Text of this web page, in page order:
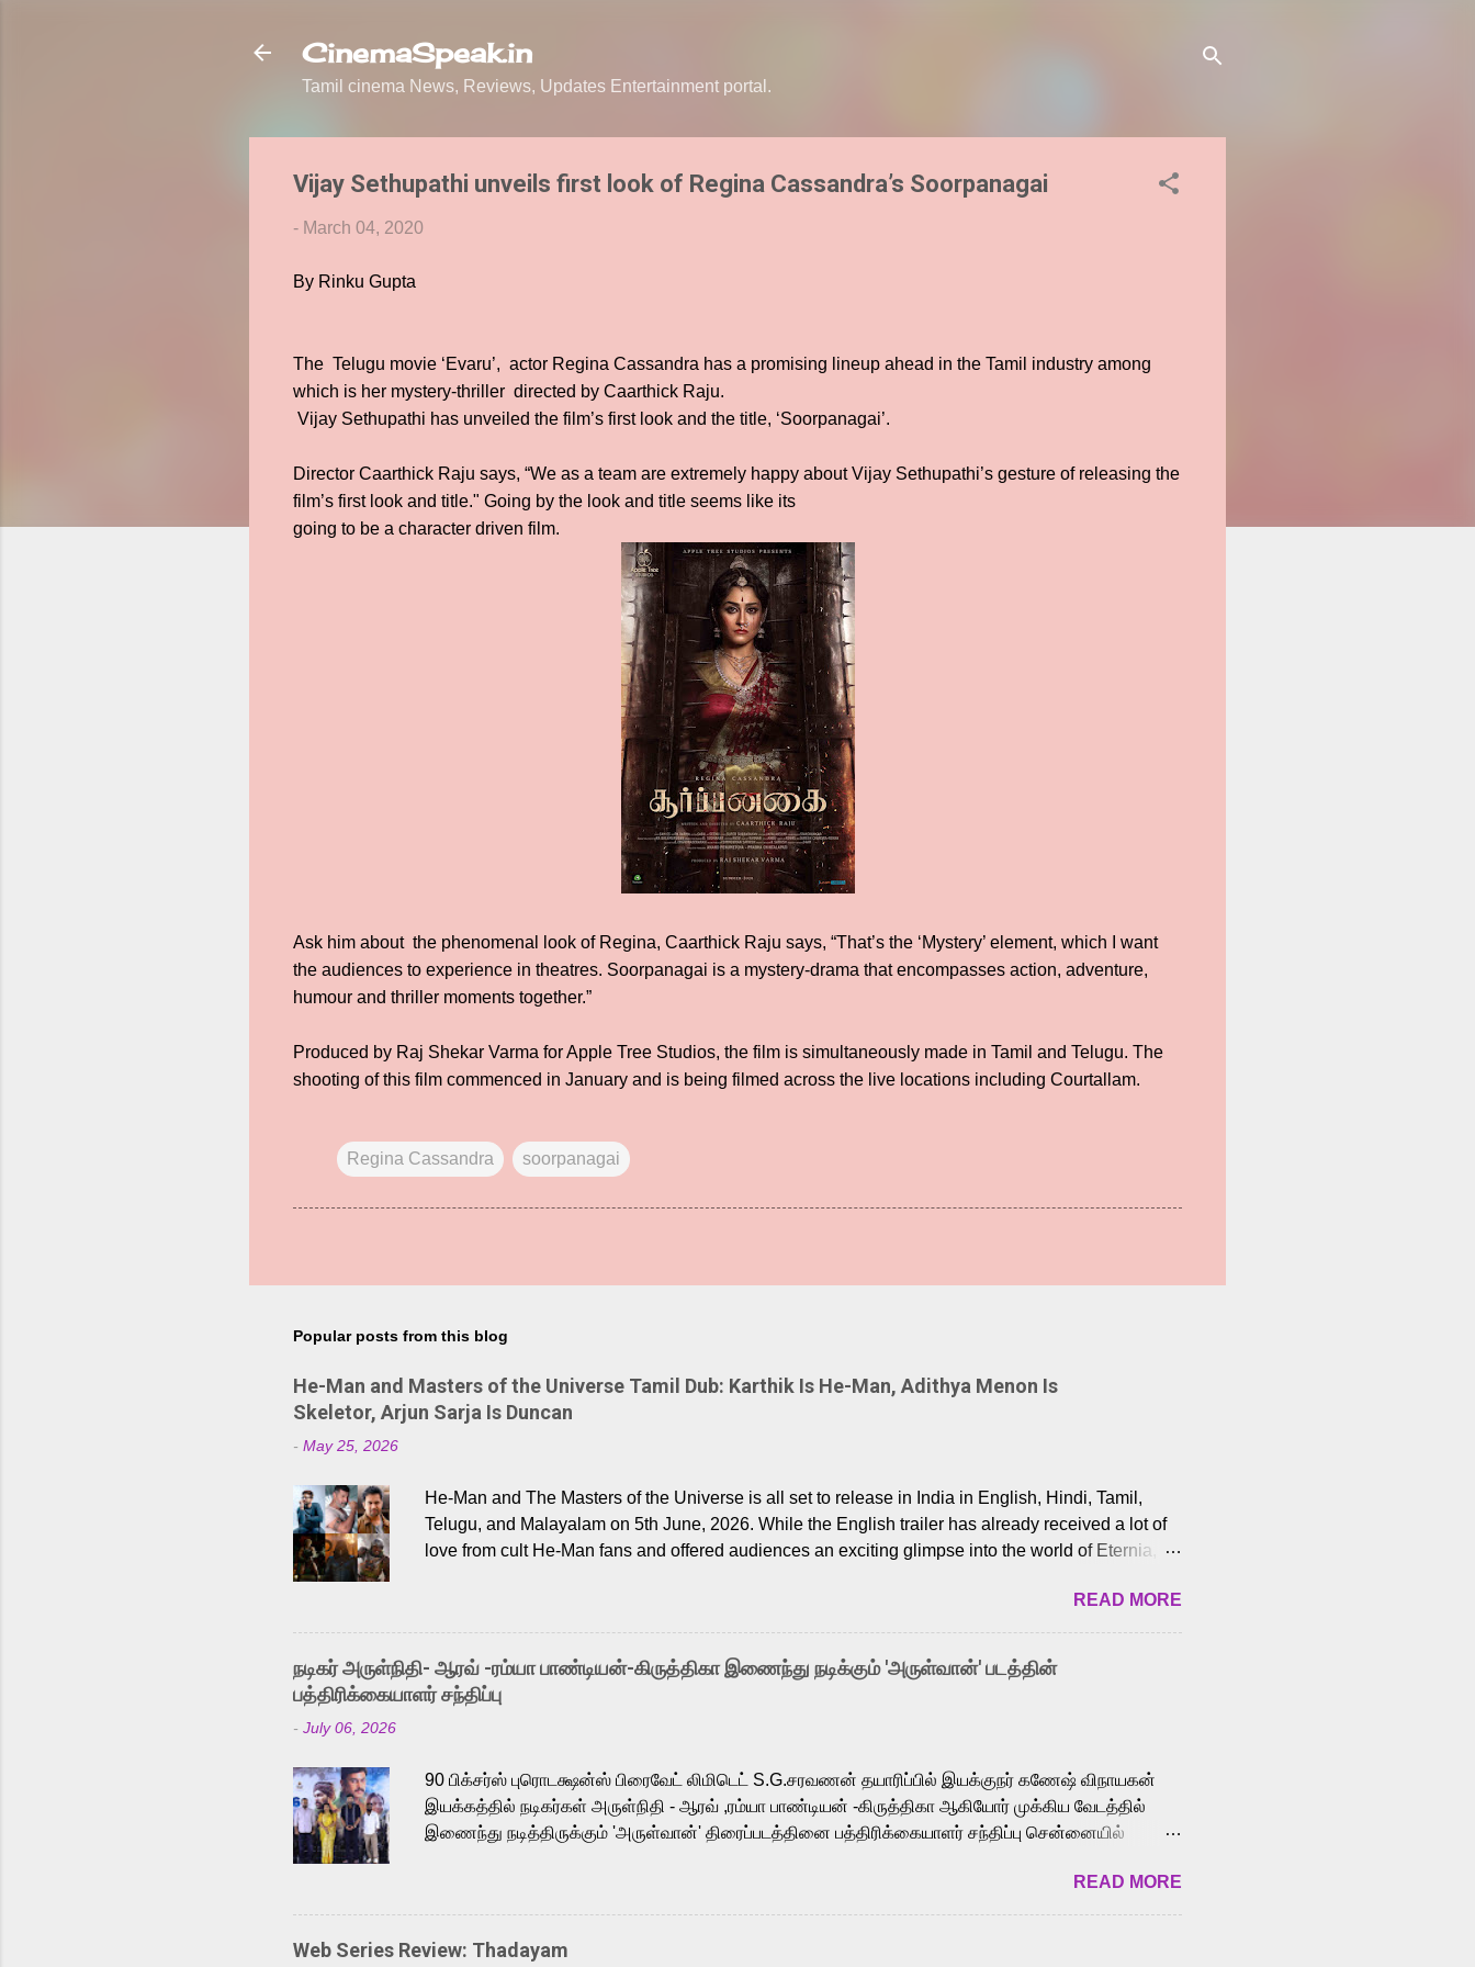
CinemaSpeak.in
Tamil cinema News, Reviews, Updates Entertainment portal.
Vijay Sethupathi unveils first look of Regina Cassandra’s Soorpanagai
- March 04, 2020
By Rinku Gupta
The Telugu movie ‘Evaru’, actor Regina Cassandra has a promising lineup ahead in the Tamil industry among
which is her mystery-thriller directed by Caarthick Raju.
Vijay Sethupathi has unveiled the film’s first look and the title, ‘Soorpanagai’.
Director Caarthick Raju says, “We as a team are extremely happy about Vijay Sethupathi’s gesture of releasing the
film’s first look and title." Going by the look and title seems like its
going to be a character driven film.
Ask him about the phenomenal look of Regina, Caarthick Raju says, “That’s the ‘Mystery’ element, which I want
the audiences to experience in theatres. Soorpanagai is a mystery-drama that encompasses action, adventure,
humour and thriller moments together.”
Produced by Raj Shekar Varma for Apple Tree Studios, the film is simultaneously made in Tamil and Telugu. The
shooting of this film commenced in January and is being filmed across the live locations including Courtallam.
Regina Cassandra soorpanagai
Popular posts from this blog
He-Man and Masters of the Universe Tamil Dub: Karthik Is He-Man, Adithya Menon Is
Skeletor, Arjun Sarja Is Duncan
- May 25, 2026
He-Man and The Masters of the Universe is all set to release in India in English, Hindi, Tamil,
Telugu, and Malayalam on 5th June, 2026. While the English trailer has already received a lot of
love from cult He-Man fans and offered audiences an exciting glimpse into the world of Eternia,
Adding to the growing buzz is the film’s powerful Tamil voice cast led by celebrated playback
singer Karthik, who lends his voice to the iconic superhero He-Man. Known for memorable songs
like “Behene De” from Raavan, “Oru Maalai” from Ghajini, and “Mun Andhi” from 7 Aum Arivu,
Karthik is loved for his versatile voice and strong command over multiple languages, making him
a strong fit for the legendary character. Adithya Menon, known for portraying memorable
READ MORE
நடிகர் அருள்நிதி- ஆரவ் -ரம்யா பாண்டியன்-கிருத்திகா இணைந்து நடிக்கும் 'அருள்வான்' படத்தின்
பத்திரிக்கையாளர் சந்திப்பு
- July 06, 2026
90 பிக்சர்ஸ் புரொடக்ஷன்ஸ் பிரைவேட் லிமிடெட் S.G.சரவணன் தயாரிப்பில் இயக்குநர் கணேஷ் விநாயகன்
இயக்கத்தில் நடிகர்கள் அருள்நிதி - ஆரவ் ,ரம்யா பாண்டியன் -கிருத்திகா ஆகியோர் முக்கிய வேடத்தில்
இணைந்து நடித்திருக்கும் 'அருள்வான்' திரைப்படத்தினை பத்திரிக்கையாளர் சந்திப்பு சென்னையில்
அருள்நிதி, ஆரவ், காளி வெங்கட், ரம்யா பாண்டியன், வி டி வி கணேஷ் , ஜான் விஜய், பேபி கிருத்திகா,
'பருத்திவீரன்' சரவணன், ஹரிஷ் உத்தமன் உள்ளிட்ட பலர் நடித்திருக்கிறார்கள். எம். சுகுமார் ஒளிப்பதிவு
செய்திருக்கும் இந்த திரைப்படத்திற்கு ஜீ. வி. பிரகாஷ் குமார் இசையமைத்திருக்கிறார். லால்குடி
READ MORE
Web Series Review: Thadayam